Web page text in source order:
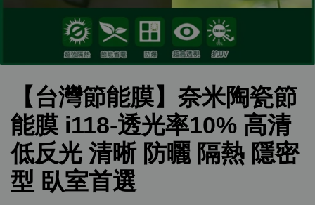
【台灣節能膜】奈米陶瓷節
能膜 i118-透光率10% 高清
低反光 清晰 防曬 隔熱 隱密
型 臥室首選